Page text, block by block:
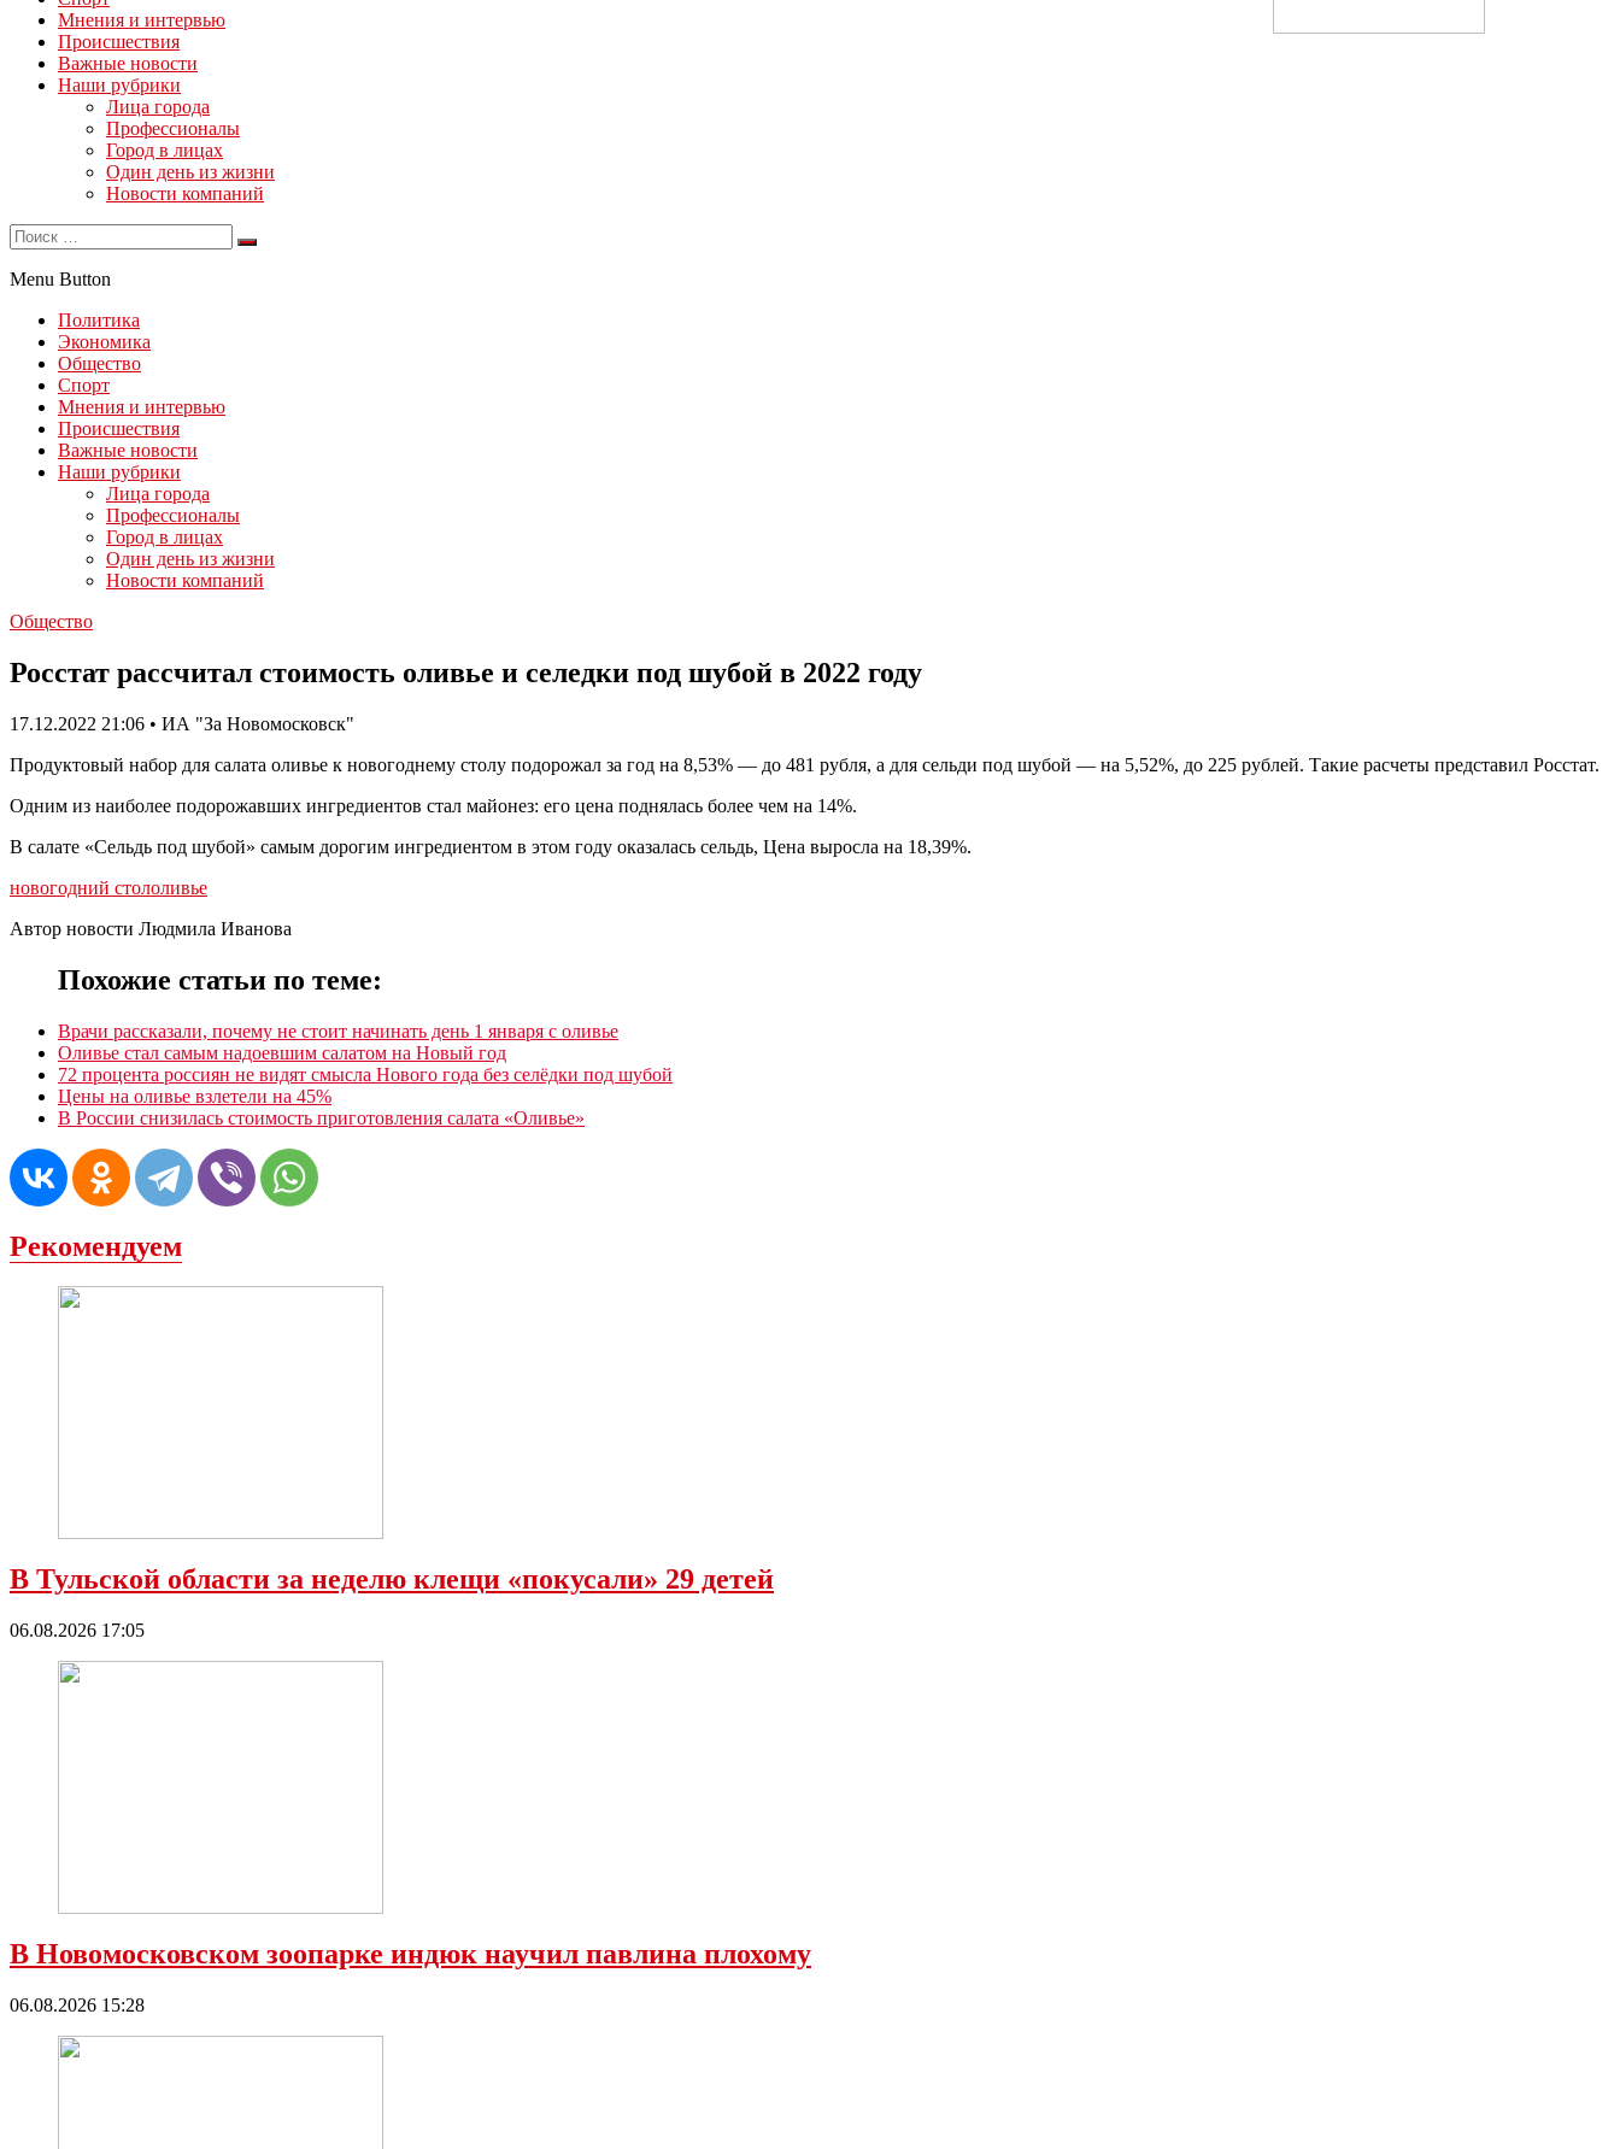
Мнения и интервью
Происшествия
Важные новости
Наши рубрики
Лица города
Профессионалы
Город в лицах
Один день из жизни
Новости компаний
Menu Button
Политика
Экономика
Общество
Спорт
Мнения и интервью
Происшествия
Важные новости
Наши рубрики
Лица города
Профессионалы
Город в лицах
Один день из жизни
Новости компаний
Общество
Росстат рассчитал стоимость оливье и селедки под шубой в 2022 году
17.12.2022 21:06 • ИА "За Новомосковск"
Продуктовый набор для салата оливье к новогоднему столу подорожал за год на 8,53% — до 481 рубля, а для сельди под шубой — на 5,52%, до 225 рублей. Такие расчеты представил Росстат.
Одним из наиболее подорожавших ингредиентов стал майонез: его цена поднялась более чем на 14%.
В салате «Сельдь под шубой» самым дорогим ингредиентом в этом году оказалась сельдь, Цена выросла на 18,39%.
новогодний стололивье
Автор новости Людмила Иванова
Похожие статьи по теме:
Врачи рассказали, почему не стоит начинать день 1 января с оливье
Оливье стал самым надоевшим салатом на Новый год
72 процента россиян не видят смысла Нового года без селëдки под шубой
Цены на оливье взлетели на 45%
В России снизилась стоимость приготовления салата «Оливье»
Рекомендуем
В Тульской области за неделю клещи «покусали» 29 детей
06.08.2026 17:05
В Новомосковском зоопарке индюк научил павлина плохому
06.08.2026 15:28